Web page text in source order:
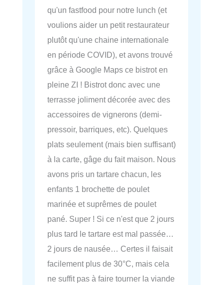
qu'un fastfood pour notre lunch (et
voulions aider un petit restaurateur
plutôt qu'une chaine internationale
en période COVID), et avons trouvé
grâce à Google Maps ce bistrot en
pleine ZI ! Bistrot donc avec une
terrasse joliment décorée avec des
accessoires de vignerons (demi-
pressoir, barriques, etc). Quelques
plats seulement (mais bien suffisant)
à la carte, gâge du fait maison. Nous
avons pris un tartare chacun, les
enfants 1 brochette de poulet
marinée et suprêmes de poulet
pané. Super ! Si ce n'est que 2 jours
plus tard le tartare est mal passée…
2 jours de nausée… Certes il faisait
facilement plus de 30°C, mais cela
ne suffit pas à faire tourner la viande